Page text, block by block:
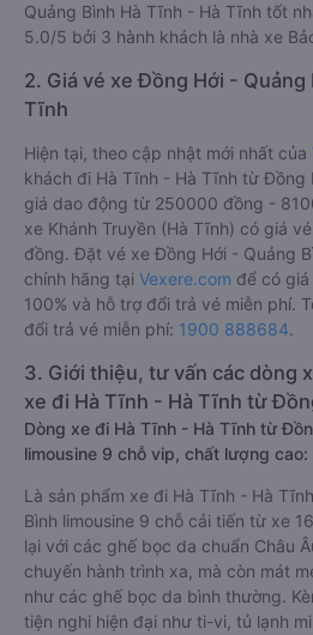
Quảng Bình Hà Tĩnh - Hà Tĩnh tốt
5.0/5 bởi 3 hành khách là nhà xe
2. Giá vé xe Đồng Hới - Quảng
Tĩnh
Hiện tại, theo cập nhật mới nhất của
khách đi Hà Tĩnh - Hà Tĩnh từ Đồng
giá dao động từ 250000 đồng -
xe Khánh Truyền (Hà Tĩnh) có giá
đồng. Đặt vé xe Đồng Hới - Quảng
chính hãng tại Vexere.com để có
100% và hỗ trợ đổi trả vé miễn phí.
đổi trả vé miễn phí: 1900 888684.
3. Giới thiệu, tư vấn các dòng
xe đi Hà Tĩnh - Hà Tĩnh từ
Dòng xe đi Hà Tĩnh - Hà Tĩnh từ
limousine 9 chỗ vip, chất lượng
Là sản phẩm xe đi Hà Tĩnh - Hà
Bình limousine 9 chỗ cải tiến từ xe
lại với các ghế bọc da chuẩn Châu
chuyến hành trình xa, mà còn mát
như các ghế bọc da bình thường.
tiện nghi hiện đại như ti-vi, tủ lạnh